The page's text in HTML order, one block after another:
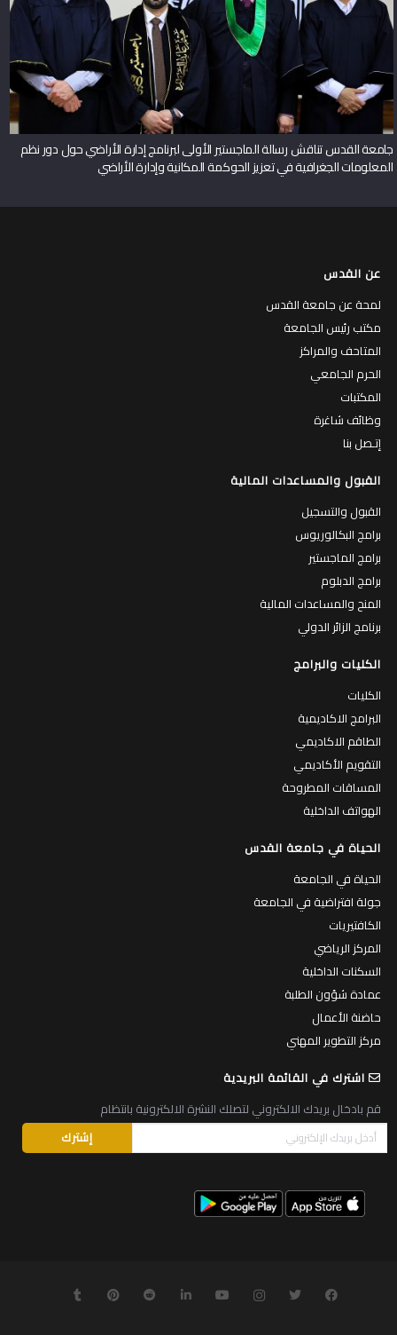
جامعة القدس تناقش رسالة الماجستير الأولى لبرنامج إدارة الأراضي حول دور نظم
المعلومات الجغرافية في تعزيز الحوكمة المكانية وإدارة الأراضي
عن القدس
لمحة عن جامعة القدس
مكتب رئيس الجامعة
المتاحف والمراكز
الحرم الجامعي
المكتبات
وظائف شاغرة
إتـصل بنا
القبول والمساعدات المالية
القبول والتسجيل
برامج البكالوريوس
برامج الماجستير
برامج الدبلوم
المنح والمساعدات المالية
برنامج الزائر الدولي
الكليات والبرامج
الكليات
البرامج الاكاديمية
الطاقم الاكاديمي
التقويم الأكاديمي
المساقات المطروحة
الهواتف الداخلية
الحياة في جامعة القدس
الحياة في الجامعة
جولة افتراضية في الجامعة
الكافتيريات
المركز الرياضي
السكنات الداخلية
عمادة شؤون الطلبة
حاضنة الأعمال
مركز التطوير المهني
اشترك في القائمة البريدية
قم بادخال بريدك الالكتروني لتصلك النشرة الالكترونية بانتظام